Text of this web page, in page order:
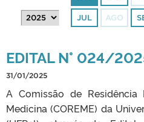
PORTARIAS
JUL AGO
EDITAL N° 024/
31/01/2025
A Comissão de
Medicina (COREME) da